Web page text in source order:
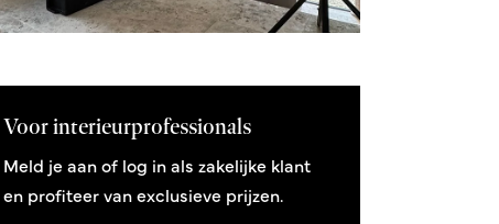
Voor interieurprofessionals
Meld je aan of log in als zakelijke klant
en profiteer van exclusieve prijzen.